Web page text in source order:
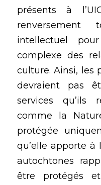
présents à
renversement
intellectuel
complexe des
culture. Ainsi, les
devraient pas
services qu’ils
comme la
protégée
qu’elle apporte à
autochtones
être protégés